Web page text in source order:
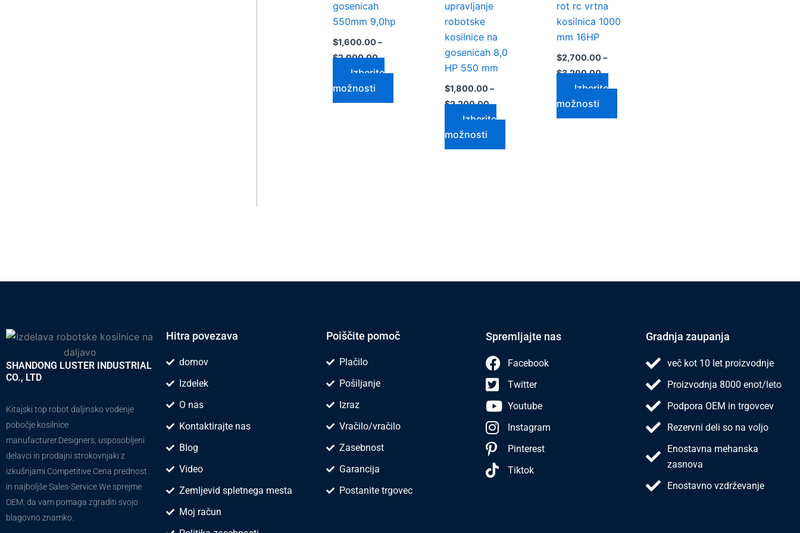
gosenicah
550mm 9,0hp
$1,600.00–
$2,000.00
Izberite
možnosti
upravljanje
robotske
kosilnice na
gosenicah 8,0
HP 550 mm
$1,800.00–
$2,200.00
Izberite
možnosti
rot rc vrtna
kosilnica 1000
mm 16HP
$2,700.00–
$3,200.00
Izberite
možnosti
SHANDONG LUSTER INDUSTRIAL
CO., LTD
Kitajski top robot daljinsko vodenje
pobočje kosilnice
manufacturer.Designers, usposobljeni
delavci in prodajni strokovnjaki z
izkušnjami.Competitive Cena prednost
in najboljše Sales-Service.We sprejme
OEM, da vam pomaga zgraditi svojo
blagovno znamko.
Hitra povezava
domov
Izdelek
O nas
Kontaktirajte nas
Blog
Video
Zemljevid spletnega mesta
Moj račun
Poiščite pomoč
Plačilo
Pošiljanje
Izraz
Vračilo/vračilo
Zasebnost
Garancija
Postanite trgovec
Spremljajte nas
Facebook
Twitter
Youtube
Instagram
Pinterest
Tiktok
Gradnja zaupanja
več kot 10 let proizvodnje
Proizvodnja 8000 enot/leto
Podpora OEM in trgovcev
Rezervni deli so na voljo
Enostavna mehanska
zasnova
Enostavno vzdrževanje